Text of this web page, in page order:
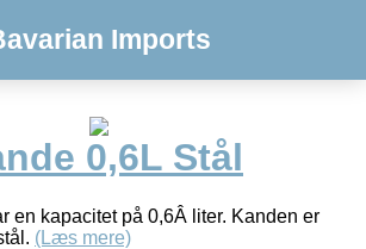
Imports
0,6L Stål
en kapacitet på 0,6Â liter. Kanden er
(Læs mere)